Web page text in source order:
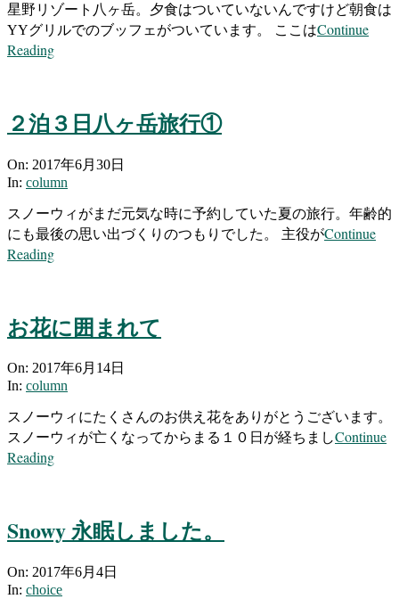
星野リゾート八ヶ岳。夕食はついていないんですけど朝食は
YYグリルでのブッフェがついています。 ここはContinue
Reading
２泊３日八ヶ岳旅行①
2017-
06-
On: 2017年6月30日
In: column
スノーウィがまだ元気な時に予約していた夏の旅行。年齢的
にも最後の思い出づくりのつもりでした。 主役がContinue
Reading
お花に囲まれて
2017-
06-
On: 2017年6月14日
In: column
スノーウィにたくさんのお供え花をありがとうございます。
スノーウィが亡くなってからまる１０日が経ちましContinue
Reading
Snowy 永眠しました。
2017-
06-
On: 2017年6月4日
In: choice